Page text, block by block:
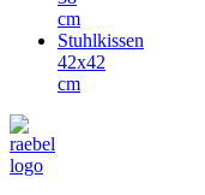
cm
Stuhlkissen
42x42
cm